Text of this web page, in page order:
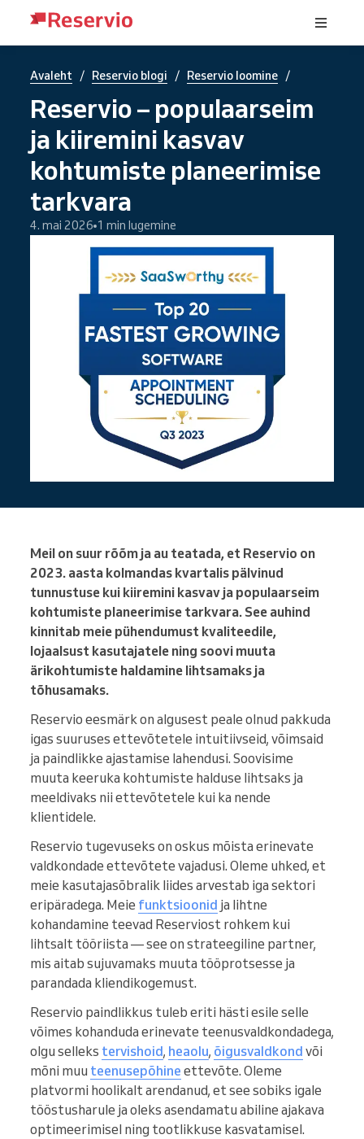
Avaleht / Reservio blogi / Reservio loomine /
Reservio – populaarseim
ja kiiremini kasvav
kohtumiste planeerimise
tarkvara
4. mai 2026 1 min lugemine
Meil on suur rõõm ja au teatada, et Reservio on
2023. aasta kolmandas kvartalis pälvinud
tunnustuse kui kiiremini kasvav ja populaarseim
kohtumiste planeerimise tarkvara. See auhind
kinnitab meie pühendumust kvaliteedile,
lojaalsust kasutajatele ning soovi muuta
ärikohtumiste haldamine lihtsamaks ja
tõhusamaks.
Reservio eesmärk on algusest peale olnud pakkuda
igas suuruses ettevõtetele intuitiivseid, võimsaid
ja paindlikke ajastamise lahendusi. Soovisime
muuta keeruka kohtumiste halduse lihtsaks ja
meeldivaks nii ettevõtetele kui ka nende
klientidele.
Reservio tugevuseks on oskus mõista erinevate
valdkondade ettevõtete vajadusi. Oleme uhked, et
meie kasutajasõbralik liides arvestab iga sektori
eripäradega. Meie funktsioonid ja lihtne
kohandamine teevad Reserviost rohkem kui
lihtsalt tööriista — see on strateegiline partner,
mis aitab sujuvamaks muuta tööprotsesse ja
parandada kliendikogemust.
Reservio paindlikkus tuleb eriti hästi esile selle
võimes kohanduda erinevate teenusvaldkondadega,
olgu selleks tervishoid, heaolu, õigusvaldkond või
mõni muu teenusepõhine ettevõte. Oleme
platvormi hoolikalt arendanud, et see sobiks igale
tööstusharule ja oleks asendamatu abiline ajakava
optimeerimisel ning tootlikkuse kasvatamisel.